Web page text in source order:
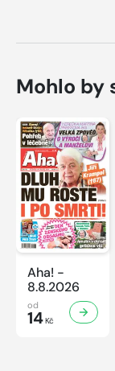
Mohlo by
Aha! -
8.8.2026
od
14Kč